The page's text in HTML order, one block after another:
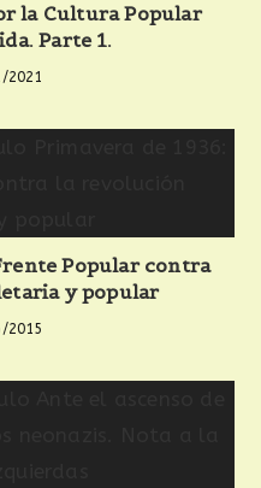
la Cultura Popular
Parte 1.
2021
Popular contra
y popular
2015